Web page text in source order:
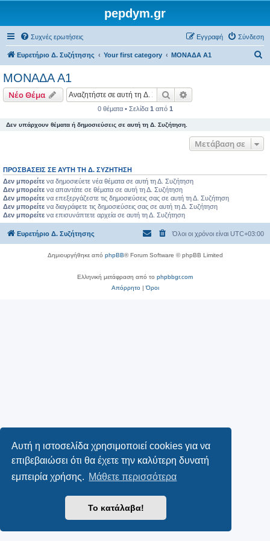
Αυτή η ιστοσελίδα χρησιμοποιεί cookies για να
επιβεβαιώσει ότι θα έχετε την καλύτερη δυνατή
εμπειρία χρήσης. Μάθετε περισσότερα
Το κατάλαβα!
pepdym.gr
Συχνές ερωτήσεις Σύνδεση
Εγγραφή
Ευρετήριο Δ. Συζήτησης Your first category ΜΟΝΑΔΑ Α1
ΜΟΝΑΔΑ Α1
Νέο Θέμα Αναζήτηση
0 θέματα • Σελίδα 1 από 1
Δεν υπάρχουν θέματα ή δημοσιεύσεις σε αυτή τη Δ. Συζήτηση.
Μετάβαση σε
ΠΡΟΣΒΆΣΕΙΣ ΣΕ ΑΥΤΉ ΤΗ Δ. ΣΥΖΉΤΗΣΗ
Δεν μπορείτε να δημοσιεύετε νέα θέματα σε αυτή τη Δ. Συζήτηση
Δεν μπορείτε να απαντάτε σε θέματα σε αυτή τη Δ. Συζήτηση
Δεν μπορείτε να επεξεργάζεστε τις δημοσιεύσεις σας σε αυτή τη Δ. Συζήτηση
Δεν μπορείτε να διαγράφετε τις δημοσιεύσεις σας σε αυτή τη Δ. Συζήτηση
Δεν μπορείτε να επισυνάπτετε αρχεία σε αυτή τη Δ. Συζήτηση
Ευρετήριο Δ. Συζήτησης Όλοι οι χρόνοι είναι UTC+03:00
Δημιουργήθηκε από phpBB® Forum Software © phpBB Limited
Ελληνική μετάφραση από το phpbbgr.com
Απόρρητο|Όροι